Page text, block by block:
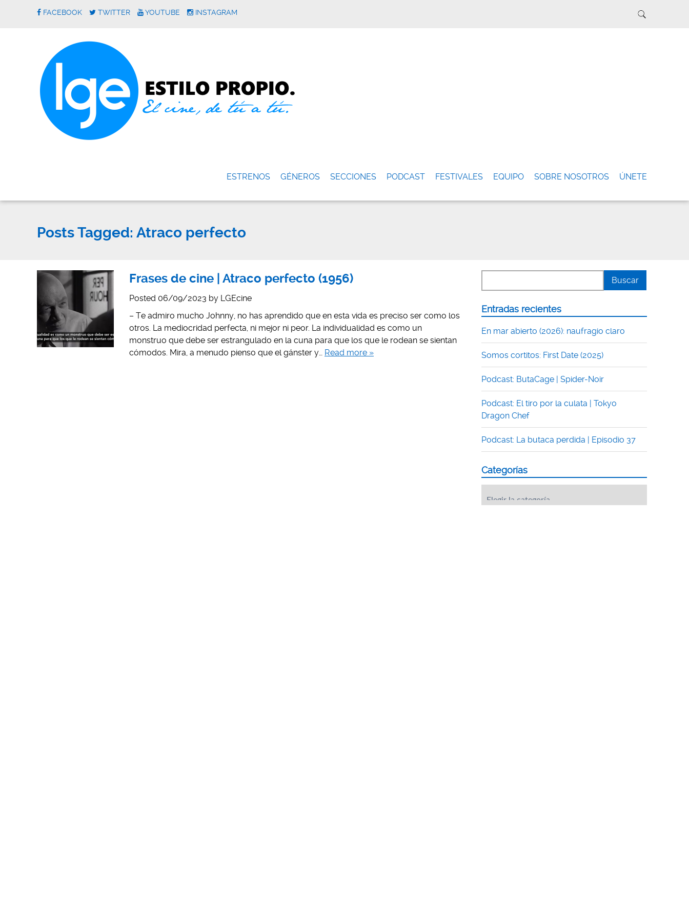
FACEBOOK TWITTER YOUTUBE INSTAGRAM
ESTRENOS GÉNEROS SECCIONES PODCAST FESTIVALES EQUIPO SOBRE NOSOTROS ÚNETE
Posts Tagged: Atraco perfecto
Frases de cine | Atraco perfecto (1956)
Posted 06/09/2023 by LGEcine
– Te admiro mucho Johnny, no has aprendido que en esta vida es preciso ser como los
otros. La mediocridad perfecta, ni mejor ni peor. La individualidad es como un
monstruo que debe ser estrangulado en la cuna para que los que le rodean se sientan
cómodos. Mira, a menudo pienso que el gánster y… Read more »
Entradas recientes
En mar abierto (2026): naufragio claro
Somos cortitos: First Date (2025)
Podcast: ButaCage | Spider-Noir
Podcast: El tiro por la culata | Tokyo
Dragon Chef
Podcast: La butaca perdida | Episodio 37
Categorías